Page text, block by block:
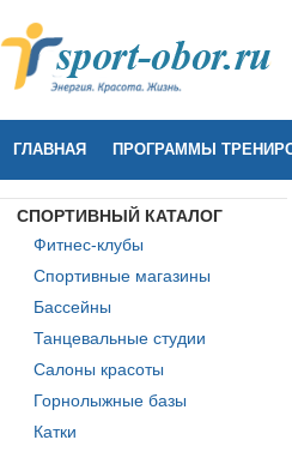
ГЛАВНАЯ ПРОГРАММЫ
СПОРТИВНЫЙ КАТАЛОГ
Фитнес-клубы
Спортивные магазины
Бассейны
Танцевальные студии
Салоны красоты
Горнолыжные базы
Катки